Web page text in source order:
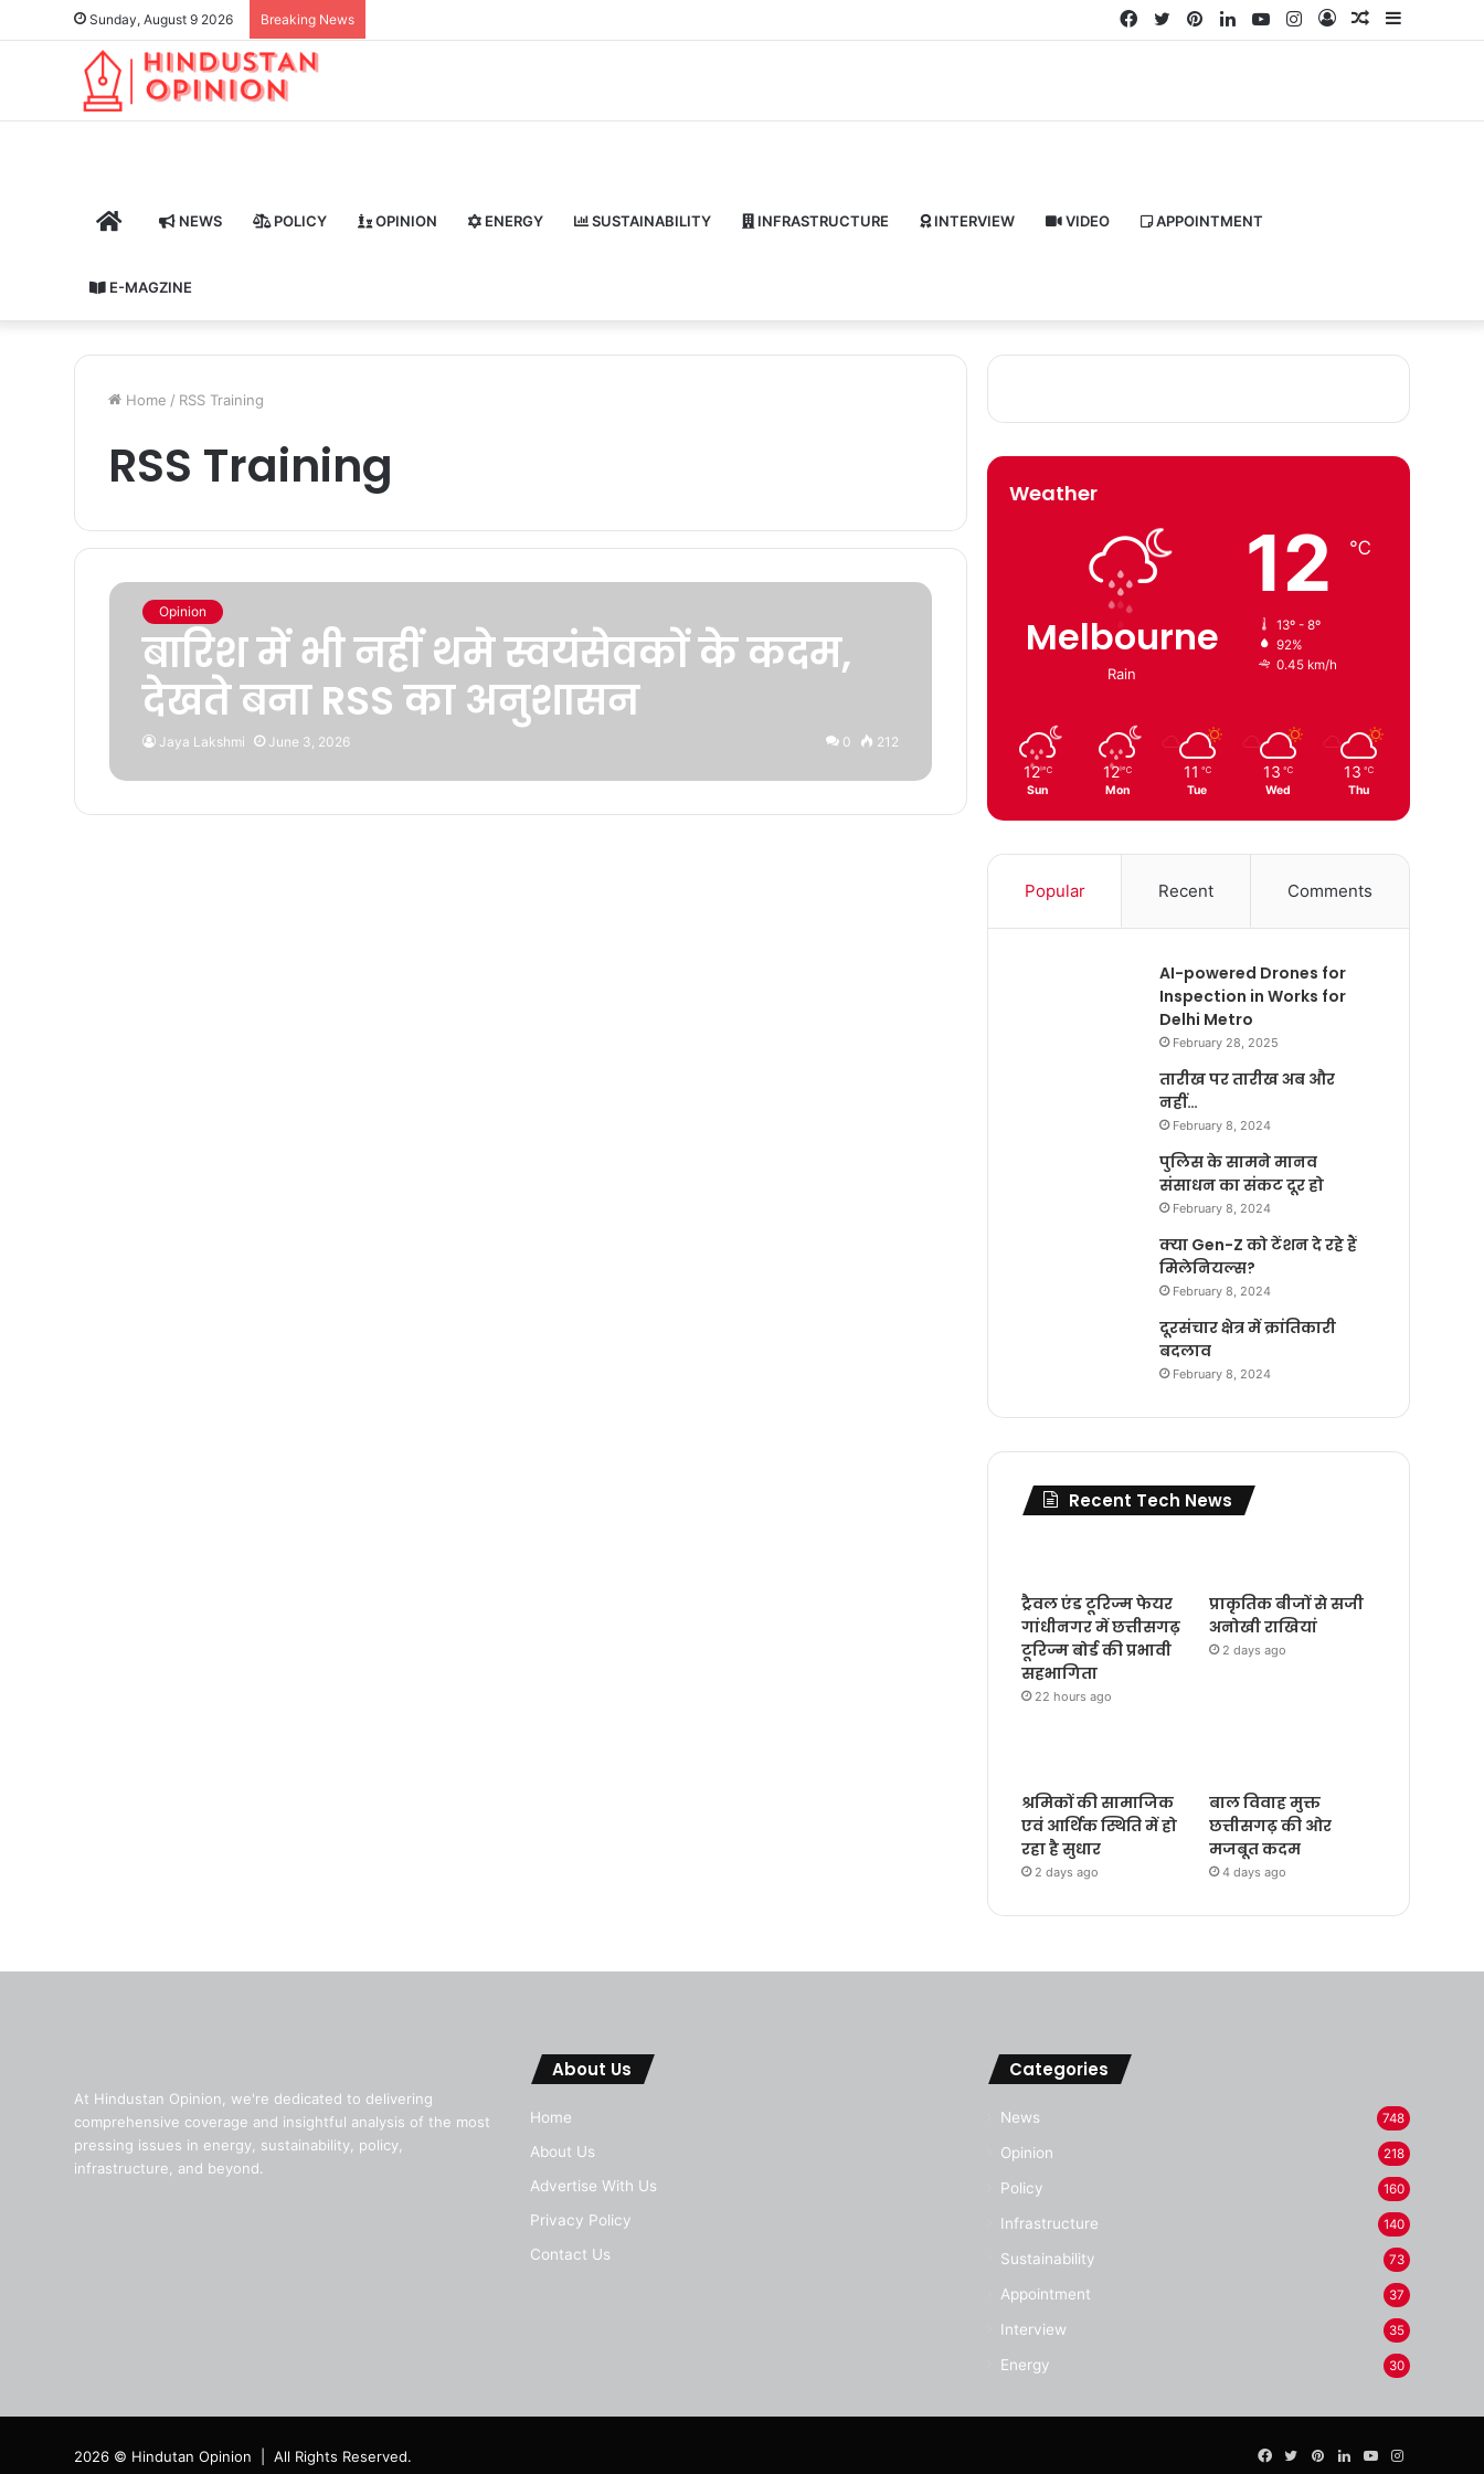
Sunday, August 9 2026 Breaking News
Random
Log
Instagram
YouTube
LinkedIn
Pinterest
Twitter
Facebook
HOME NEWS POLICY OPINION ENERGY SUSTAINABILITY INFRASTRUCTURE INTERVIEW VIDEO APPOINTMENT
E-MAGZINE
Home / RSS Training
RSS Training
Opinion
बारिश में भी नहीं थमे स्वयंसेवकों के कदम,
देखते बना RSS का अनुशासन
Jaya Lakshmi June 3, 2026 0 212
Weather
Melbourne
Rain
12 ℃
13º - 8º
92%
0.45 km/h
12 ℃
Sun
12 ℃
Mon
11 ℃
Tue
13 ℃
Wed
13 ℃
Thu
Popular Recent Comments
AI-powered Drones for
Inspection in Works for
Delhi Metro
February 28, 2025
तारीख पर तारीख अब और
नहीं…
February 8, 2024
पुलिस के सामने मानव
संसाधन का संकट दूर हो
February 8, 2024
क्या Gen-Z को टेंशन दे रहे हैं
मिलेनियल्स?
February 8, 2024
दूरसंचार क्षेत्र में क्रांतिकारी
बदलाव
February 8, 2024
Recent Tech News
ट्रैवल एंड टूरिज्म फेयर
गांधीनगर में छत्तीसगढ़
टूरिज्म बोर्ड की प्रभावी
सहभागिता
22 hours ago
प्राकृतिक बीजों से सजी
अनोखी राखियां
2 days ago
श्रमिकों की सामाजिक
एवं आर्थिक स्थिति में हो
रहा है सुधार
2 days ago
बाल विवाह मुक्त
छत्तीसगढ़ की ओर
मजबूत कदम
4 days ago
At Hindustan Opinion, we're dedicated to delivering
comprehensive coverage and insightful analysis of the most
pressing issues in energy, sustainability, policy,
infrastructure, and beyond.
About Us
Home
About Us
Advertise With Us
Privacy Policy
Contact Us
Categories
News 748
Opinion 218
Policy 160
Infrastructure 140
Sustainability 73
Appointment 37
Interview 35
Energy 30
2026 © Hindutan Opinion | All Rights Reserved. Facebook
Twitter
PinterestLinkedInYouTubeInstagram